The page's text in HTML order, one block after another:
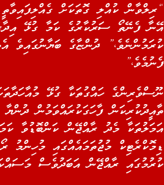
“ރިލްވާން ކުއްލި ގޮތަކަށް
އޭނާ ފެނޭތޯ ސަރުކާރުގެ ކަމާ ގުޅޭ
ކުރަމުންނެވެ،” ދުންޏާގެ ބަޔާނުގައިވެ
ފެނުމެވެ،”
ނޫސްވެރިންގެ ހައްގުތަކާ ގުޅޭ
ތާއީދުކުރިކަން ފާހަގަކުރައްވަމުން
އަމަލުތަކާ މެދު ރާއްޖޭން ކަންބޮޑުވާ
ޑިމޮކްރެޓިކް މުޖުތަމައެއްގައި މުހިންމު
ކުރުމުގައި ރާއްޖޭން އަބަދުވެސް